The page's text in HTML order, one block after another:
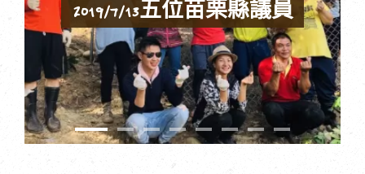
2019/7/13五位苗栗縣議員